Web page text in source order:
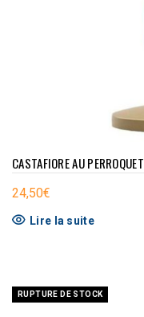
CASTAFIORE AU PERROQUET
24,50€
Lire la suite
RUPTURE DE STOCK